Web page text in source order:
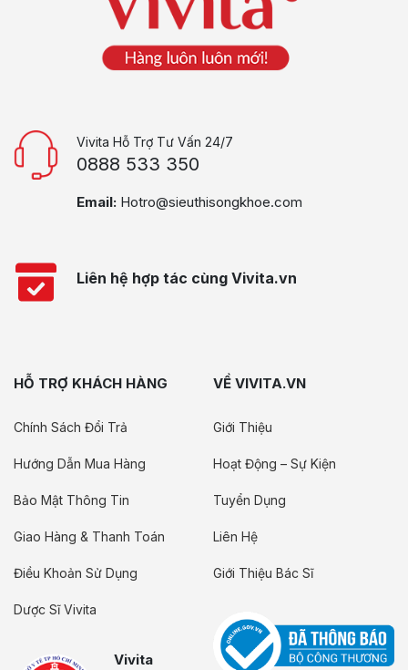
Vivita Hỗ Trợ Tư Vấn 24/7
0888 533 350
Email: Hotro@sieuthisongkhoe.com
Liên hệ hợp tác cùng Vivita.vn
HỖ TRỢ KHÁCH HÀNG
Chính Sách Đổi Trả
Hướng Dẫn Mua Hàng
Bảo Mật Thông Tin
Giao Hàng & Thanh Toán
Điều Khoản Sử Dụng
Dược Sĩ Vivita
Vivita
VỀ VIVITA.VN
Giới Thiệu
Hoạt Động – Sự Kiện
Tuyển Dụng
Liên Hệ
Giới Thiệu Bác Sĩ